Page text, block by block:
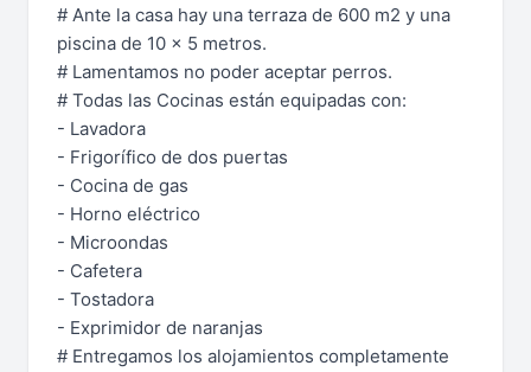
# Ante la casa hay una terraza de 600 m2 y una
piscina de 10 x 5 metros.
# Lamentamos no poder aceptar perros.
# Todas las Cocinas están equipadas con:
- Lavadora
- Frigorífico de dos puertas
- Cocina de gas
- Horno eléctrico
- Microondas
- Cafetera
- Tostadora
- Exprimidor de naranjas
# Entregamos los alojamientos completamente